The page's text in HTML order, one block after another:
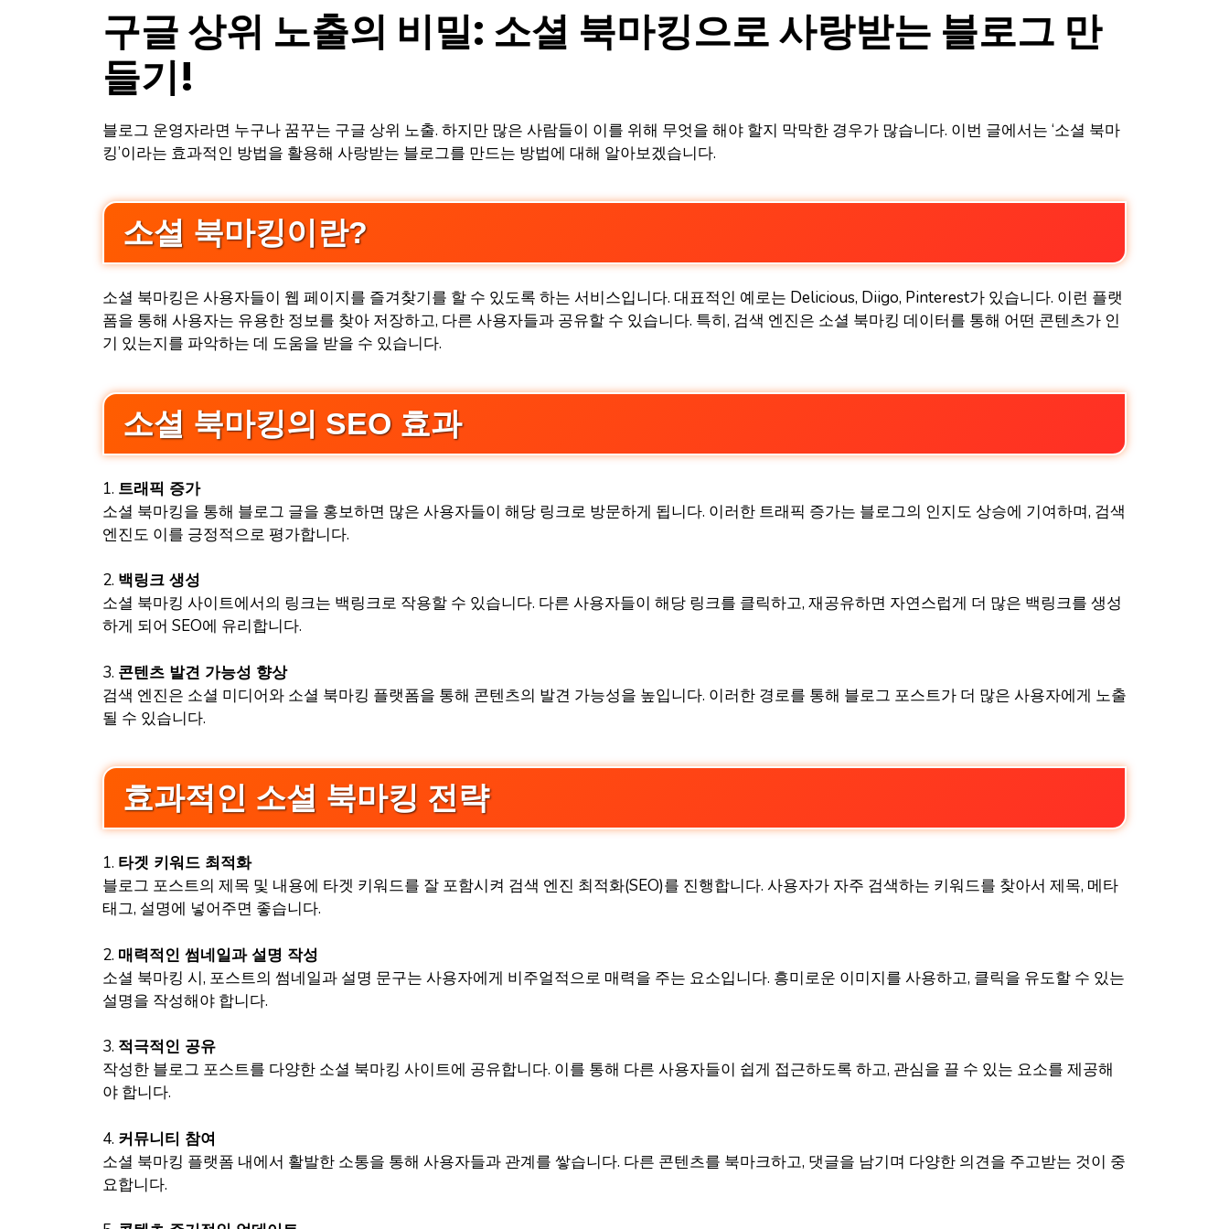
구글 상위 노출의 비밀: 소셜 북마킹으로 사랑받는 블로그 만
들기!
블로그 운영자라면 누구나 꿈꾸는 구글 상위 노출. 하지만 많은 사람들이 이를 위해 무엇을 해야 할지 막막한 경우가 많습니다. 이번 글에서는 ‘소셜 북마
킹’이라는 효과적인 방법을 활용해 사랑받는 블로그를 만드는 방법에 대해 알아보겠습니다.
소셜 북마킹이란?
소셜 북마킹은 사용자들이 웹 페이지를 즐겨찾기를 할 수 있도록 하는 서비스입니다. 대표적인 예로는 Delicious, Diigo, Pinterest가 있습니다. 이런 플랫
폼을 통해 사용자는 유용한 정보를 찾아 저장하고, 다른 사용자들과 공유할 수 있습니다. 특히, 검색 엔진은 소셜 북마킹 데이터를 통해 어떤 콘텐츠가 인
기 있는지를 파악하는 데 도움을 받을 수 있습니다.
소셜 북마킹의 SEO 효과
1. 트래픽 증가
소셜 북마킹을 통해 블로그 글을 홍보하면 많은 사용자들이 해당 링크로 방문하게 됩니다. 이러한 트래픽 증가는 블로그의 인지도 상승에 기여하며, 검색
엔진도 이를 긍정적으로 평가합니다.
2. 백링크 생성
소셜 북마킹 사이트에서의 링크는 백링크로 작용할 수 있습니다. 다른 사용자들이 해당 링크를 클릭하고, 재공유하면 자연스럽게 더 많은 백링크를 생성
하게 되어 SEO에 유리합니다.
3. 콘텐츠 발견 가능성 향상
검색 엔진은 소셜 미디어와 소셜 북마킹 플랫폼을 통해 콘텐츠의 발견 가능성을 높입니다. 이러한 경로를 통해 블로그 포스트가 더 많은 사용자에게 노출
될 수 있습니다.
효과적인 소셜 북마킹 전략
1. 타겟 키워드 최적화
블로그 포스트의 제목 및 내용에 타겟 키워드를 잘 포함시켜 검색 엔진 최적화(SEO)를 진행합니다. 사용자가 자주 검색하는 키워드를 찾아서 제목, 메타
태그, 설명에 넣어주면 좋습니다.
2. 매력적인 썸네일과 설명 작성
소셜 북마킹 시, 포스트의 썸네일과 설명 문구는 사용자에게 비주얼적으로 매력을 주는 요소입니다. 흥미로운 이미지를 사용하고, 클릭을 유도할 수 있는
설명을 작성해야 합니다.
3. 적극적인 공유
작성한 블로그 포스트를 다양한 소셜 북마킹 사이트에 공유합니다. 이를 통해 다른 사용자들이 쉽게 접근하도록 하고, 관심을 끌 수 있는 요소를 제공해
야 합니다.
4. 커뮤니티 참여
소셜 북마킹 플랫폼 내에서 활발한 소통을 통해 사용자들과 관계를 쌓습니다. 다른 콘텐츠를 북마크하고, 댓글을 남기며 다양한 의견을 주고받는 것이 중
요합니다.